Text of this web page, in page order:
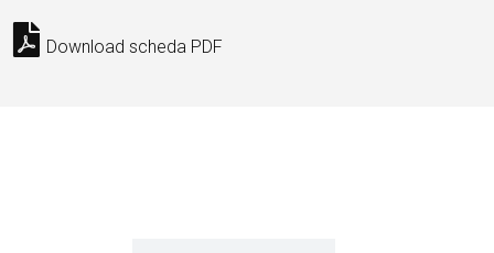
Download scheda PDF